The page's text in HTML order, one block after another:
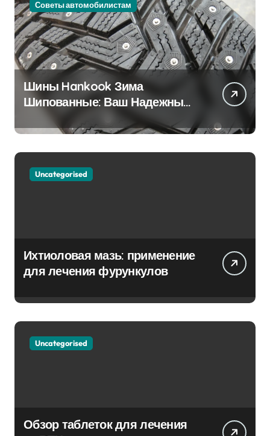
Советы автомобилистам
Шины Hankook Зима
Шипованные: Ваш Надежный
Партнёр на Снежных Дорогах
Uncategorised
Ихтиоловая мазь: применение
для лечения фурункулов
Uncategorised
Обзор таблеток для лечения